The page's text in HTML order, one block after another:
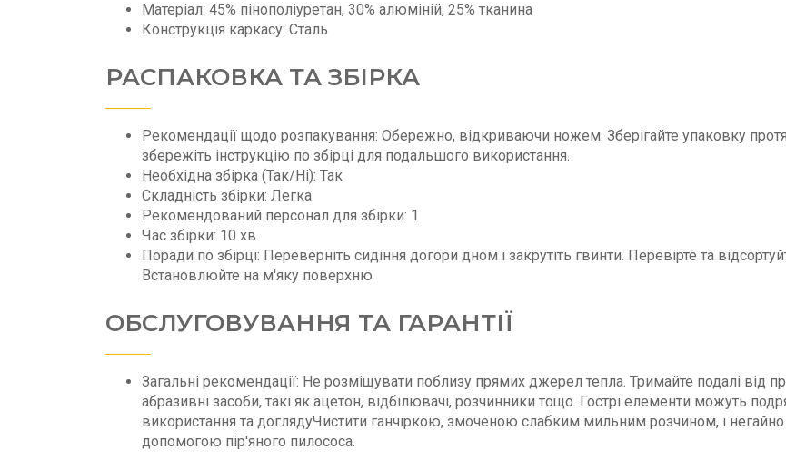
Матеріал: 45% пінополіуретан, 30% алюміній, 25% тканина
Конструкція каркасу: Сталь
РАСПАКОВКА ТА ЗБІРКА
Рекомендації щодо розпакування: Обережно, відкриваючи ножем. Зберігайте упаковку
збережіть інструкцію по збірці для подальшого використання.
Необхідна збірка (Так/Ні): Так
Складність збірки: Легка
Рекомендований персонал для збірки: 1
Час збірки: 10 хв
Поради по збірці: Переверніть сидіння догори дном і закрутіть гвинти. Перевірте та
Встановлюйте на м'яку поверхню
ОБСЛУГОВУВАННЯ ТА ГАРАНТІЇ
Загальні рекомендації: Не розміщувати поблизу прямих джерел тепла. Тримайте подалі від
абразивні засоби, такі як ацетон, відбілювачі, розчинники тощо. Гострі елементи можуть
використання та доглядуЧистити ганчіркою, змоченою слабким мильним розчином, і
допомогою пір'яного пилососа.